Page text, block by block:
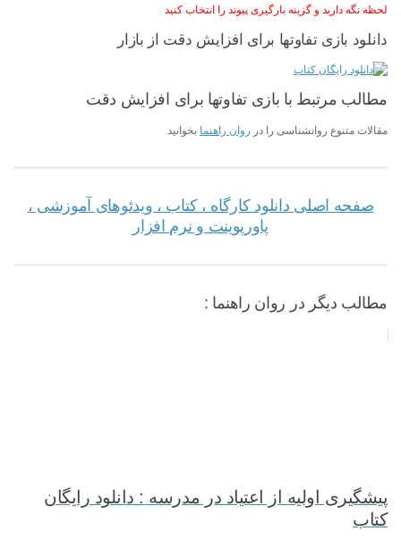
لحظه نگه دارید و گزینه بارگیری پیوند را انتخاب کنید
دانلود بازی تفاوتها برای افزایش دقت از بازار
مطالب مرتبط با بازی تفاوتها برای افزایش دقت
مقالات متنوع روانشناسی را در روان راهنما بخوانید
صفحه اصلی دانلود کارگاه ، کتاب ، ویدئوهای آموزشی ،
پاورپوینت و نرم افزار
مطالب دیگر در روان راهنما :
پيشگيری اوليه از اعتياد در مدرسه : دانلود رایگان
کتاب